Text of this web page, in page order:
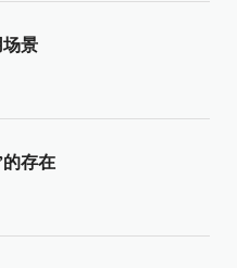
景
存在